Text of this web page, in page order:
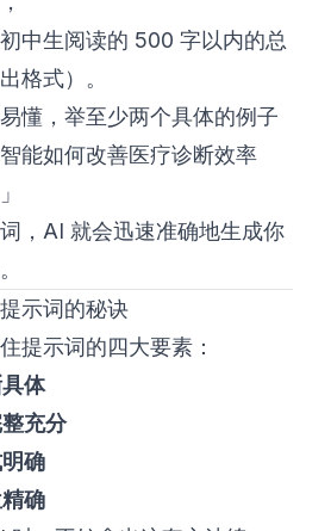
中生阅读的 500 字以内的总
格式）。
懂，举至少两个具体的例子
能如何改善医疗诊断效率
，AI 就会迅速准确地生成你
示词的秘诀
提示词的四大要素：
体
整充分
确
确